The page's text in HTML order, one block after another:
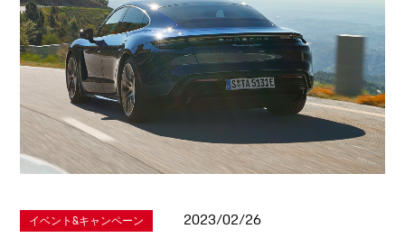
イベント&キャンペーン 2023/02/26